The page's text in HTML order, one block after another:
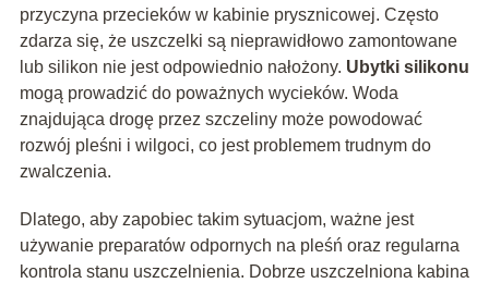
przyczyna przecieków w kabinie prysznicowej. Często
zdarza się, że uszczelki są nieprawidłowo zamontowane
lub silikon nie jest odpowiednio nałożony. Ubytki silikonu
mogą prowadzić do poważnych wycieków. Woda
znajdująca drogę przez szczeliny może powodować
rozwój pleśni i wilgoci, co jest problemem trudnym do
zwalczenia.
Dlatego, aby zapobiec takim sytuacjom, ważne jest
używanie preparatów odpornych na pleśń oraz regularna
kontrola stanu uszczelnienia. Dobrze uszczelniona kabina